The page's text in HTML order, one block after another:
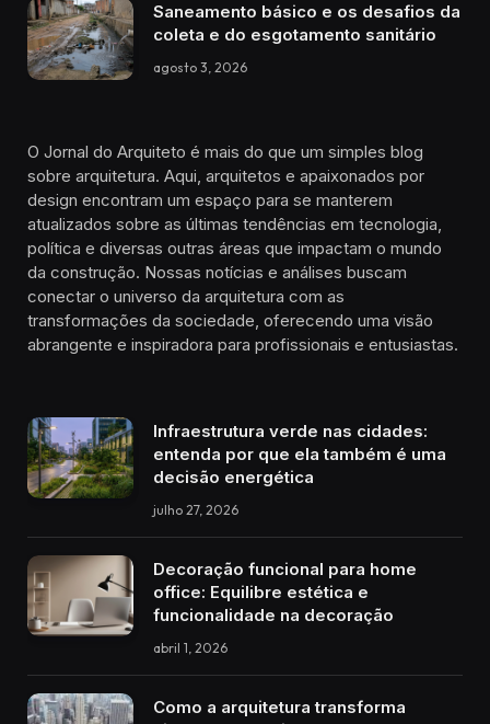
Saneamento básico e os desafios da
coleta e do esgotamento sanitário
agosto 3, 2026
O Jornal do Arquiteto é mais do que um simples blog
sobre arquitetura. Aqui, arquitetos e apaixonados por
design encontram um espaço para se manterem
atualizados sobre as últimas tendências em tecnologia,
política e diversas outras áreas que impactam o mundo
da construção. Nossas notícias e análises buscam
conectar o universo da arquitetura com as
transformações da sociedade, oferecendo uma visão
abrangente e inspiradora para profissionais e entusiastas.
Infraestrutura verde nas cidades:
entenda por que ela também é uma
decisão energética
julho 27, 2026
Decoração funcional para home
office: Equilibre estética e
funcionalidade na decoração
abril 1, 2026
Como a arquitetura transforma